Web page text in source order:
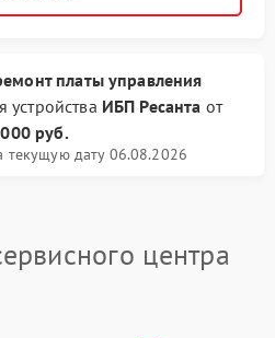
платы управления
устройства ИБП Ресанта от
руб.
текущую дату 06.08.2026
центра